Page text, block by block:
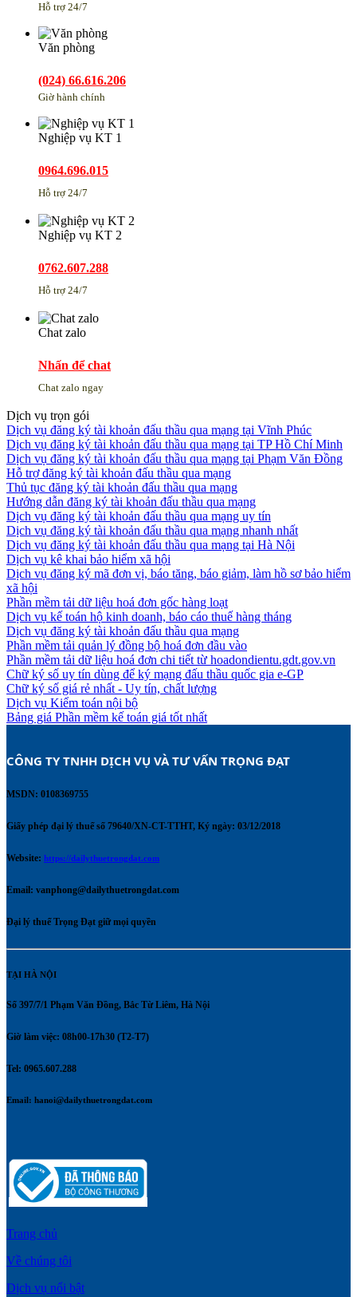
Hỗ trợ 24/7
Văn phòng
(024) 66.616.206
Giờ hành chính
Nghiệp vụ KT 1
0964.696.015
Hỗ trợ 24/7
Nghiệp vụ KT 2
0762.607.288
Hỗ trợ 24/7
Chat zalo
Nhấn để chat
Chat zalo ngay
Dịch vụ trọn gói
Dịch vụ đăng ký tài khoản đấu thầu qua mạng tại Vĩnh Phúc
Dịch vụ đăng ký tài khoản đấu thầu qua mạng tại TP Hồ Chí Minh
Dịch vụ đăng ký tài khoản đấu thầu qua mạng tại Phạm Văn Đồng
Hỗ trợ đăng ký tài khoản đấu thầu qua mạng
Thủ tục đăng ký tài khoản đấu thầu qua mạng
Hướng dẫn đăng ký tài khoản đấu thầu qua mạng
Dịch vụ đăng ký tài khoản đấu thầu qua mạng uy tín
Dịch vụ đăng ký tài khoản đấu thầu qua mạng nhanh nhất
Dịch vụ đăng ký tài khoản đấu thầu qua mạng tại Hà Nội
Dịch vụ kê khai bảo hiểm xã hội
Dịch vụ đăng ký mã đơn vị, báo tăng, báo giảm, làm hồ sơ bảo hiểm
xã hội
Phần mềm tải dữ liệu hoá đơn gốc hàng loạt
Dịch vụ kế toán hộ kinh doanh, báo cáo thuế hàng tháng
Dịch vụ đăng ký tài khoản đấu thầu qua mạng
Phần mềm tải quản lý đồng bộ hoá đơn đầu vào
Phần mềm tải dữ liệu hoá đơn chi tiết từ hoadondientu.gdt.gov.vn
Chữ ký số uy tín dùng để ký mạng đấu thầu quốc gia e-GP
Chữ ký số giá rẻ nhất - Uy tín, chất lượng
Dịch vụ Kiểm toán nội bộ
Bảng giá Phần mềm kế toán giá tốt nhất
CÔNG TY TNHH DỊCH VỤ VÀ TƯ VẤN TRỌNG ĐẠT
MSDN: 0108369755
Giấy phép đại lý thuế số 79640/XN-CT-TTHT, Ký ngày: 03/12/2018
Website: https://dailythuetrongdat.com
Email: vanphong@dailythuetrongdat.com
Đại lý thuế Trọng Đạt giữ mọi quyền
TẠI HÀ NỘI
Số 397/7/1 Phạm Văn Đồng, Bắc Từ Liêm, Hà Nội
Giờ làm việc: 08h00-17h30 (T2-T7)
Tel: 0965.607.288
Email: hanoi@dailythuetrongdat.com
Trang chủ
Về chúng tôi
Dịch vụ nổi bật